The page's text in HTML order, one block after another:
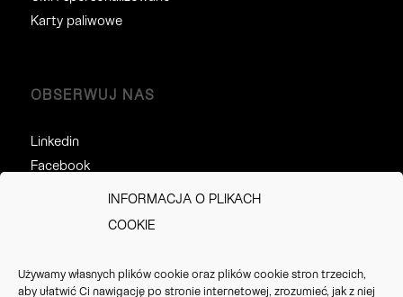
INFORMACJA O PLIKACH
COOKIE
Używamy własnych plików cookie oraz plików cookie stron trzecich,
aby ułatwić Ci nawigację po stronie internetowej, zrozumieć, jak z niej
Karty paliwowe
OBSERWUJ NAS
Linkedin
Facebook